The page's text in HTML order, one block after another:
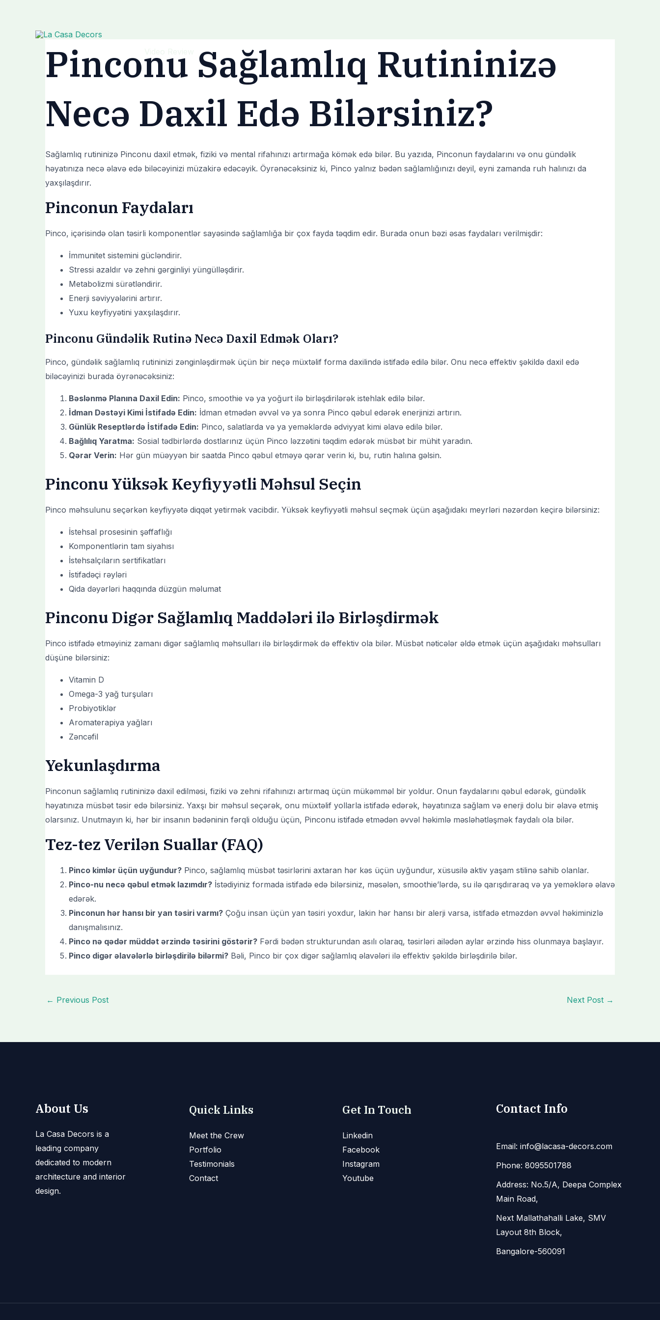
Pinconu Sağlamlıq Rutininizə
Necə Daxil Edə Bilərsiniz?
Sağlamlıq rutininizə Pinconu daxil etmək, fiziki və mental rifahınızı artırmağa kömək edə bilər. Bu yazıda, Pinconun faydalarını və onu gündəlik
həyatınıza necə əlavə edə biləcəyinizi müzakirə edəcəyik. Öyrənəcəksiniz ki, Pinco yalnız bədən sağlamlığınızı deyil, eyni zamanda ruh halınızı da
yaxşılaşdırır.
Pinconun Faydaları
Pinco, içərisində olan təsirli komponentlər sayəsində sağlamlığa bir çox fayda təqdim edir. Burada onun bəzi əsas faydaları verilmişdir:
İmmunitet sistemini gücləndirir.
Stressi azaldır və zehni gərginliyi yüngülləşdirir.
Metabolizmi sürətləndirir.
Enerji səviyyələrini artırır.
Yuxu keyfiyyətini yaxşılaşdırır.
Pinconu Gündəlik Rutinə Necə Daxil Edmək Oları?
Pinco, gündəlik sağlamlıq rutininizi zənginləşdirmək üçün bir neçə müxtəlif forma daxilində istifadə edilə bilər. Onu necə effektiv şəkildə daxil edə
biləcəyinizi burada öyrənəcəksiniz:
Bəslənmə Planına Daxil Edin: Pinco, smoothie və ya yoğurt ilə birləşdirilərək istehlak edilə bilər.
İdman Dəstəyi Kimi İstifadə Edin: İdman etmədən əvvəl və ya sonra Pinco qəbul edərək enerjinizi artırın.
Günlük Reseptlərdə İstifadə Edin: Pinco, salatlarda və ya yeməklərdə ədviyyat kimi əlavə edilə bilər.
Bağlılıq Yaratma: Sosial tədbirlərdə dostlarınız üçün Pinco ləzzətini təqdim edərək müsbət bir mühit yaradın.
Qərar Verin: Hər gün müəyyən bir saatda Pinco qəbul etməyə qərar verin ki, bu, rutin halına gəlsin.
Pinconu Yüksək Keyfiyyətli Məhsul Seçin
Pinco məhsulunu seçərkən keyfiyyətə diqqət yetirmək vacibdir. Yüksək keyfiyyətli məhsul seçmək üçün aşağıdakı meyrləri nəzərdən keçirə bilərsiniz:
İstehsal prosesinin şəffaflığı
Komponentlərin tam siyahısı
İstehsalçıların sertifikatları
İstifadəçi rəyləri
Qida dəyərləri haqqında düzgün məlumat
Pinconu Digər Sağlamlıq Maddələri ilə Birləşdirmək
Pinco istifadə etməyiniz zamanı digər sağlamlıq məhsulları ilə birləşdirmək də effektiv ola bilər. Müsbət nəticələr əldə etmək üçün aşağıdakı məhsulları
düşüne bilərsiniz:
Vitamin D
Omega-3 yağ turşuları
Probiyotiklər
Aromaterapiya yağları
Zəncəfil
Yekunlaşdırma
Pinconun sağlamlıq rutininizə daxil edilməsi, fiziki və zehni rifahınızı artırmaq üçün mükəmməl bir yoldur. Onun faydalarını qəbul edərək, gündəlik
həyatınıza müsbət təsir edə bilərsiniz. Yaxşı bir məhsul seçərək, onu müxtəlif yollarla istifadə edərək, həyatınıza sağlam və enerji dolu bir əlavə etmiş
olarsınız. Unutmayın ki, hər bir insanın bədəninin fərqli olduğu üçün, Pinconu istifadə etmədən əvvəl həkimlə məsləhətləşmək faydalı ola bilər.
Tez-tez Verilən Suallar (FAQ)
Pinco kimlər üçün uyğundur? Pinco, sağlamlıq müsbət təsirlərini axtaran hər kəs üçün uyğundur, xüsusilə aktiv yaşam stilinə sahib olanlar.
Pinco-nu necə qəbul etmək lazımdır? İstədiyiniz formada istifadə edə bilərsiniz, məsələn, smoothie’lərdə, su ilə qarışdıraraq və ya yeməklərə əlavə
edərək.
Pinconun hər hansı bir yan təsiri varmı? Çoğu insan üçün yan təsiri yoxdur, lakin hər hansı bir alerji varsa, istifadə etməzdən əvvəl həkiminizlə
danışmalısınız.
Pinco nə qədər müddət ərzində təsirini göstərir? Fərdi bədən strukturundan asılı olaraq, təsirləri ailədən aylar ərzində hiss olunmaya başlayır.
Pinco digər əlavələrlə birləşdirilə bilərmi? Bəli, Pinco bir çox digər sağlamlıq əlavələri ilə effektiv şəkildə birləşdirilə bilər.
← Previous Post Next Post →
About Us
La Casa Decors is a
leading company
dedicated to modern
architecture and interior
design.
Quick Links
Meet the Crew
Portfolio
Testimonials
Contact
Get In Touch
Linkedin
Facebook
Instagram
Youtube
Contact Info
Email: info@lacasa-decors.com
Phone: 8095501788
Address: No.5/A, Deepa Complex
Main Road,
Next Mallathahalli Lake, SMV
Layout 8th Block,
Bangalore-560091